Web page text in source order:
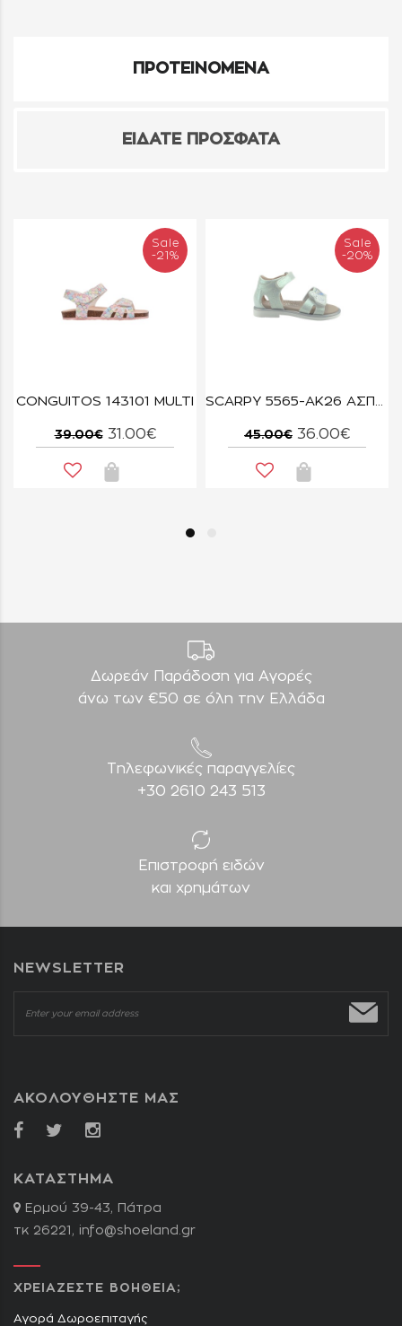
ΠΡΟΤΕΙΝΟΜΕΝΑ
ΕΙΔΑΤΕ ΠΡΟΣΦΑΤΑ
Sale
-21%
CONGUITOS 143101 MULTI
39.00€ 31.00€
Sale
-20%
SCARPY 5565-ΑΚ26 ΑΣΠΡΟ
45.00€ 36.00€
Δωρεάν Παράδοση για Aγορές
άνω των €50 σε όλη την Ελλάδα
Τηλεφωνικές παραγγελίες
+30 2610 243 513
Επιστροφή ειδών
και χρημάτων
NEWSLETTER
ΑΚΟΛΟΥΘΗΣΤΕ ΜΑΣ
ΚΑΤΑΣΤΗΜΑ
Ερμού 39-43, Πάτρα
τκ 26221, info@shoeland.gr
ΧΡΕΙΑΖΕΣΤΕ ΒΟΗΘΕΙΑ;
Αγορά Δωροεπιταγής